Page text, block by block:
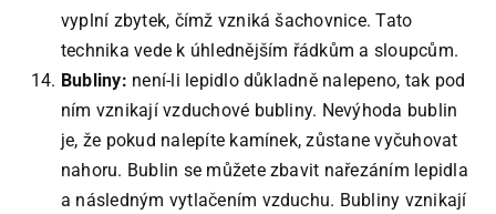
vyplní zbytek, čímž vzniká šachovnice. Tato
technika vede k úhlednějším řádkům a sloupcům.
Bubliny: není-li lepidlo důkladně nalepeno, tak pod
ním vznikají vzduchové bubliny. Nevýhoda bublin
je, že pokud nalepíte kamínek, zůstane vyčuhovat
nahoru. Bublin se můžete zbavit nařezáním lepidla
a následným vytlačením vzduchu. Bubliny vznikají